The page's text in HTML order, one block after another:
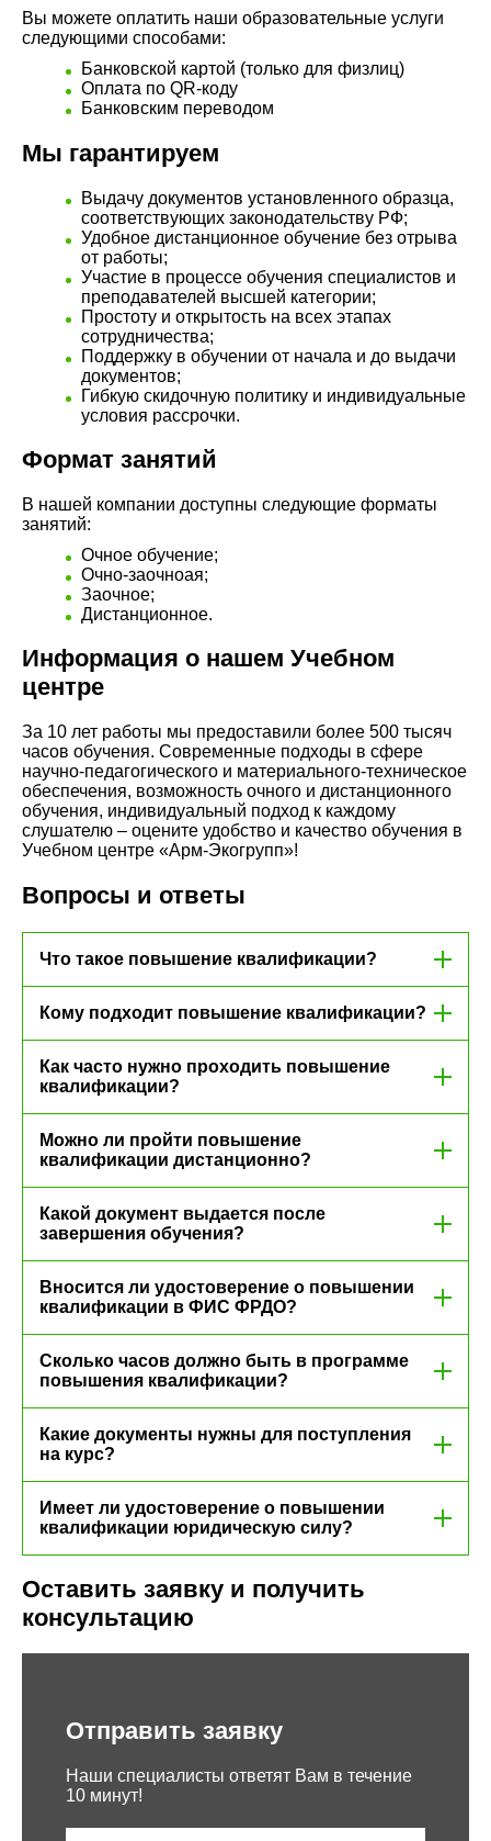
Вы можете оплатить наши образовательные услуги
следующими способами:
Банковской картой (только для физлиц)
Оплата по QR-коду
Банковским переводом
Мы гарантируем
Выдачу документов установленного образца,
соответствующих законодательству РФ;
Удобное дистанционное обучение без отрыва
от работы;
Участие в процессе обучения специалистов и
преподавателей высшей категории;
Простоту и открытость на всех этапах
сотрудничества;
Поддержку в обучении от начала и до выдачи
документов;
Гибкую скидочную политику и индивидуальные
условия рассрочки.
Формат занятий
В нашей компании доступны следующие форматы
занятий:
Очное обучение;
Очно-заочноая;
Заочное;
Дистанционное.
Информация о нашем Учебном
центре
За 10 лет работы мы предоставили более 500 тысяч
часов обучения. Современные подходы в сфере
научно-педагогического и материального-техническое
обеспечения, возможность очного и дистанционного
обучения, индивидуальный подход к каждому
слушателю – оцените удобство и качество обучения в
Учебном центре «Арм-Экогрупп»!
Вопросы и ответы
Что такое повышение квалификации?
Кому подходит повышение квалификации?
Как часто нужно проходить повышение
квалификации?
Можно ли пройти повышение
квалификации дистанционно?
Какой документ выдается после
завершения обучения?
Вносится ли удостоверение о повышении
квалификации в ФИС ФРДО?
Сколько часов должно быть в программе
повышения квалификации?
Какие документы нужны для поступления
на курс?
Имеет ли удостоверение о повышении
квалификации юридическую силу?
Оставить заявку и получить
консультацию
Отправить заявку
Наши специалисты ответят Вам в течение
10 минут!